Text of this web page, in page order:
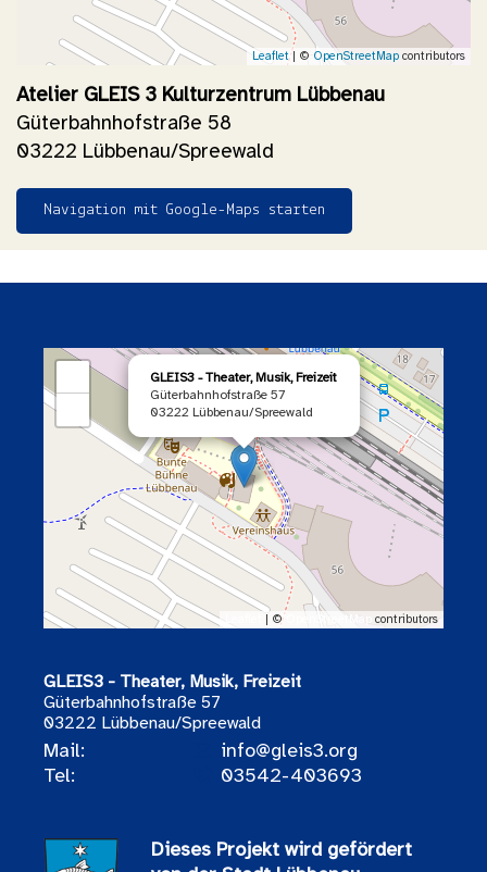
Leaflet| © OpenStreetMap contributors
Atelier GLEIS 3 Kulturzentrum Lübbenau
Güterbahnhofstraße 58
03222 Lübbenau/Spreewald
Navigation mit Google-Maps starten
GLEIS3 - Theater, Musik, Freizeit
Güterbahnhofstraße 57
03222 Lübbenau/Spreewald
| © contributors
GLEIS3 - Theater, Musik, Freizeit
Güterbahnhofstraße 57
03222 Lübbenau/Spreewald
Mail:
info@gleis3.org
Tel:
03542-403693
Dieses Projekt wird gefördert